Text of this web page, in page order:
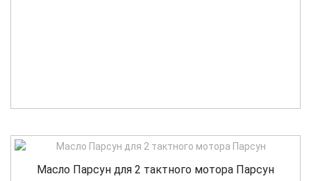
Масло Парсун для 2 тактного мотора Парсун